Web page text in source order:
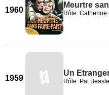
1960
Meurtre
Rôle: Catherine
1959
Un
Rôle: Pat